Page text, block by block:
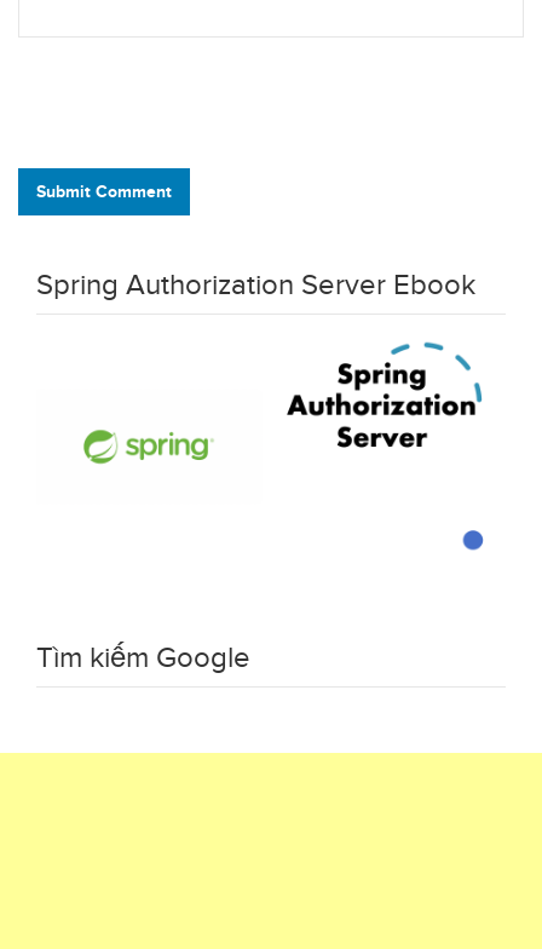
Submit Comment
Spring Authorization Server Ebook
Tìm kiếm Google